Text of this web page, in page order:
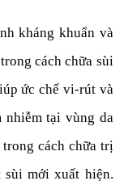
kháng khuẩn và
cách chữa sùi
ức chế vi-rút và
tại vùng da
cách chữa trị
sùi mới xuất hiện.